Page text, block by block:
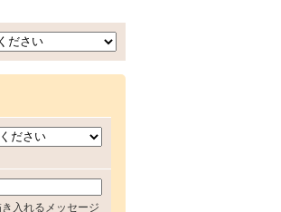
入れるメッセージ